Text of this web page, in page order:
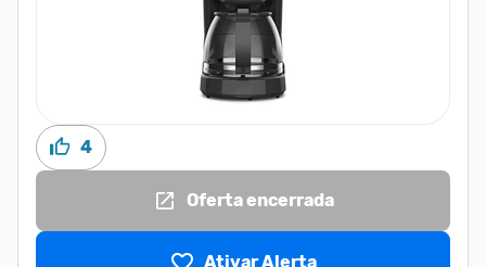
4
Oferta encerrada
Ativar Alerta